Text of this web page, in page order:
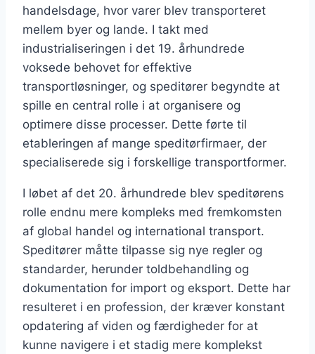
handelsdage, hvor varer blev transporteret
mellem byer og lande. I takt med
industrialiseringen i det 19. århundrede
voksede behovet for effektive
transportløsninger, og speditører begyndte at
spille en central rolle i at organisere og
optimere disse processer. Dette førte til
etableringen af mange speditørfirmaer, der
specialiserede sig i forskellige transportformer.
I løbet af det 20. århundrede blev speditørens
rolle endnu mere kompleks med fremkomsten
af global handel og international transport.
Speditører måtte tilpasse sig nye regler og
standarder, herunder toldbehandling og
dokumentation for import og eksport. Dette har
resulteret i en profession, der kræver konstant
opdatering af viden og færdigheder for at
kunne navigere i et stadig mere komplekst